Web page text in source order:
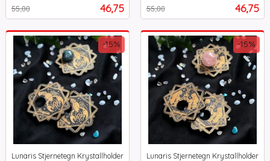
Tilbud
46,75
55,00
mva.
Tilbud
46,75
55,00
mva.
Lunaris Stjernetegn Krystallholder
-15%
Lunaris Stjernetegn Krystallholder
-15%